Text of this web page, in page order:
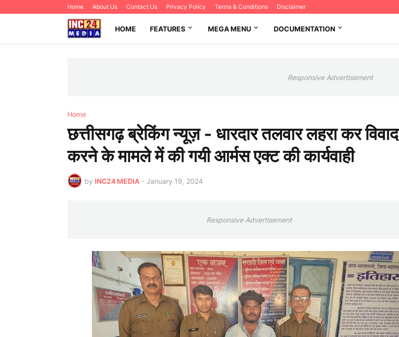
Home About Us Contact Us Privacy Policy Terms & Conditions Disclaimer
HOME FEATURES MEGA MENU DOCUMENTATION
Responsive Advertisement
Home
छत्तीसगढ़ ब्रेकिंग न्यूज़ - धारदार तलवार लहरा कर विवाद
करने के मामले में की गयी आर्मस एक्ट की कार्यवाही
by INC24 MEDIA - January 19, 2024
Responsive Advertisement